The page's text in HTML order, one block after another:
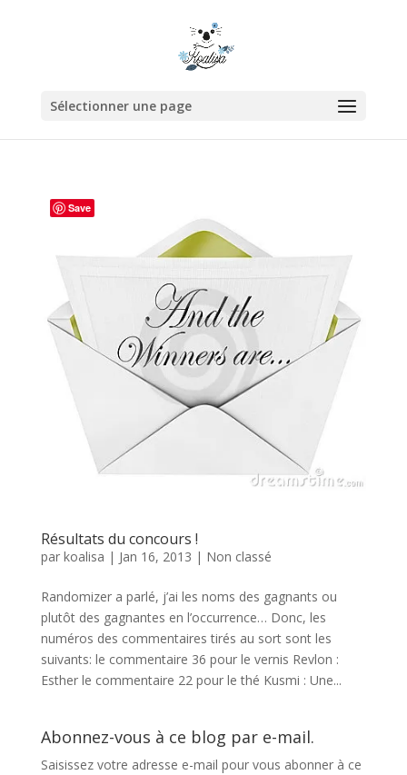
Sélectionner une page
Résultats du concours !
par koalisa | Jan 16, 2013 | Non classé
Randomizer a parlé, j’ai les noms des gagnants ou
plutôt des gagnantes en l’occurrence… Donc, les
numéros des commentaires tirés au sort sont les
suivants: le commentaire 36 pour le vernis Revlon :
Esther le commentaire 22 pour le thé Kusmi : Une...
Abonnez-vous à ce blog par e-mail.
Saisissez votre adresse e-mail pour vous abonner à ce
Save